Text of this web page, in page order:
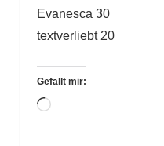
Evanesca 30
textverliebt 20
Gefällt mir:
Wird